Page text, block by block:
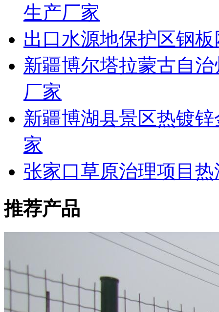
生产厂家
出口水源地保护区钢
新疆博尔塔拉蒙古自
厂家
新疆博湖县景区热镀
家
张家口草原治理项目
推荐产品